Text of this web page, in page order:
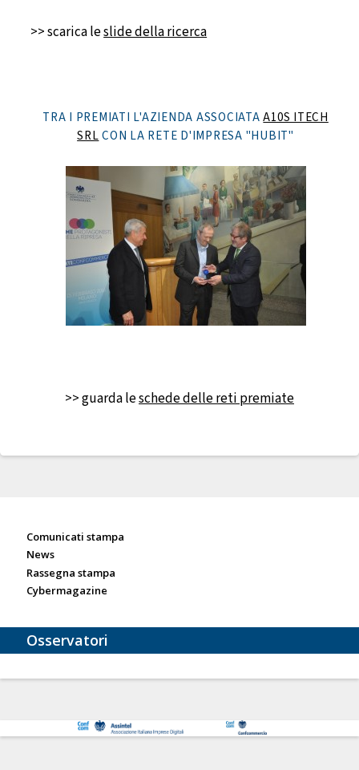
>> scarica leslide della ricerca
TRA I PREMIATI L'AZIENDA ASSOCIATAA10S ITECH
SRLCON LA RETE D'IMPRESA "HUBIT"
>> guarda leschede delle reti premiate
Comunicati stampa
News
Rassegna stampa
Cybermagazine
Osservatori